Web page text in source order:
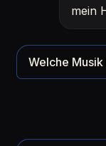
mein
Welche Musik